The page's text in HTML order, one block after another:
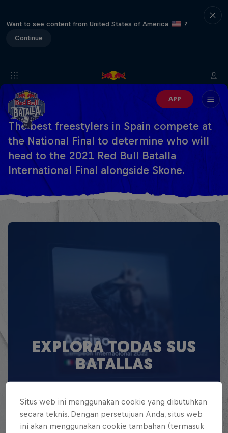
Want to see content from United States of America
?
Continue
APP
The best freestylers in Spain compete at
the National Final to determine who will
head to the 2021 Red Bull Batalla
International Final alongside Skone.
EXPLORA TODAS SUS
BATALLAS
quién en la mayor competición de
freestyle de habla hispana.
Situs web ini menggunakan cookie yang dibutuhkan
secara teknis. Dengan persetujuan Anda, situs web
ini akan menggunakan cookie tambahan (termasuk